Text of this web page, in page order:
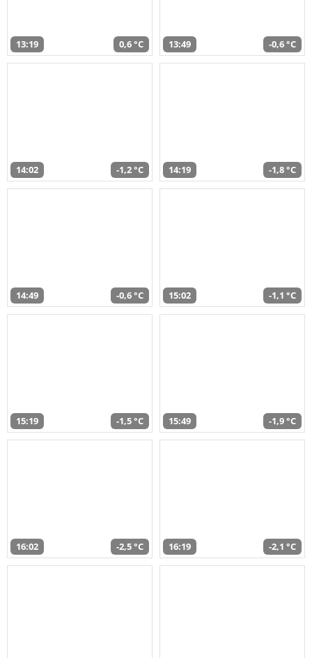
13:19 0,6 °C 13:49 -0,6 °C
14:02 -1,2 °C 14:19 -1,8 °C
14:49 -0,6 °C 15:02 -1,1 °C
15:19 -1,5 °C 15:49 -1,9 °C
16:02 -2,5 °C 16:19 -2,1 °C